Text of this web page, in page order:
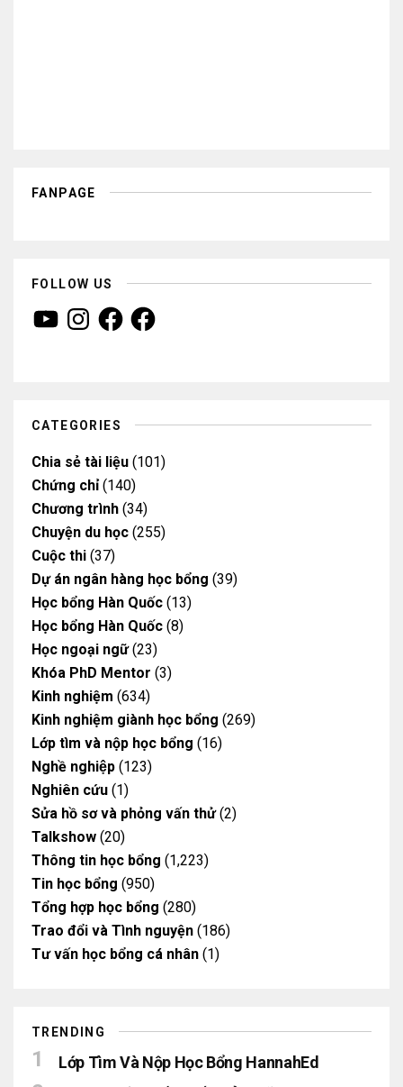
FANPAGE
FOLLOW US
Y
o
n
m
F
a
F
a
CATEGORIES
Chia sẻ tài liệu (101)
Chứng chỉ(140)
Chương trình (34)
Chuyện du học (255)
Cuộc thi (37)
Dự án ngân hàng học bổng (39)
Học bổng Hàn Quốc (13)
Học bổng Hàn Quốc (8)
Học ngoại ngữ(23)
Khóa PhD Mentor (3)
Kinh nghiệm (634)
Kinh nghiệm giành học bổng (269)
Lớp tìm và nộp học bổng (16)
Nghề nghiệp (123)
Nghiên cứu (1)
Sửa hồ sơ và phỏng vấn thử(2)
Talkshow (20)
Thông tin học bổng (1,223)
Tin học bổng (950)
Tổng hợp học bổng (280)
Trao đổi và Tình nguyện (186)
Tư vấn học bổng cá nhân (1)
TRENDING
Lớp Tìm Và Nộp Học Bổng HannahEd